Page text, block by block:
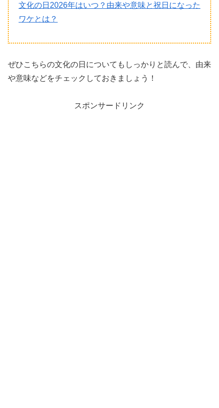
文化の日2026年はいつ？由来や意味と祝日になった
ワケとは？
ぜひこちらの文化の日についてもしっかりと読んで、由来
や意味などをチェックしておきましょう！
スポンサードリンク